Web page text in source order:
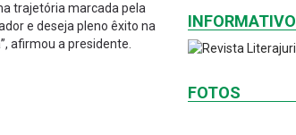
trajetória marcada pela
e deseja pleno êxito na
afirmou a presidente.
INFORMATIVO
FOTOS